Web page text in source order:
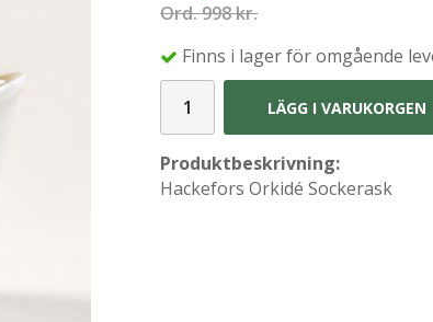
Ord.998 kr.
Finns i lager för omgående
LÄGG I VARUKORGEN
Produktbeskrivning:
Hackefors Orkidé Sockerask